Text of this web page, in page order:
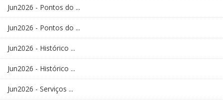
Jun2026 - Pontos do ...
Jun2026 - Pontos do ...
Jun2026 - Histórico ...
Jun2026 - Histórico ...
Jun2026 - Serviços ...